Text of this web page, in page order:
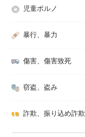
児童ポルノ
暴行、暴力
傷害、傷害致死
窃盗、盗み
詐欺、振り込め詐欺